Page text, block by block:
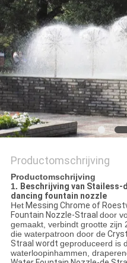
Productomschrijving
Productomschrijving
1. Beschrijving van Stailess-
dancing fountain nozzle
HetMessing Chrome of
Fountain Nozzle-Straal door
gemaakt, verbindt grootte zijn
die waterpatroon door de
Straal wordt geproduceerd is
waterloopinhammen,